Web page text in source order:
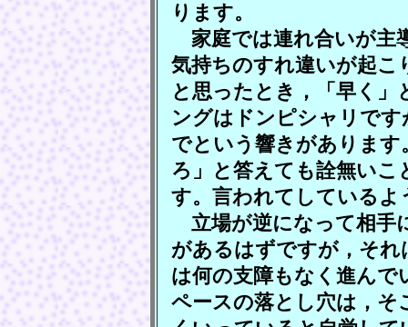
ります。
家庭では連れ合いが主
気持ちのすれ違いが起こ
と思ったとき，「早く
ングはドンピシャリで
でという響きがありま
ろ」と答えても詮無い
す。言われてしている
立場が逆になって相手
があるはずですが，そ
は何の支障もなく進ん
ペースの落とし穴は，そ